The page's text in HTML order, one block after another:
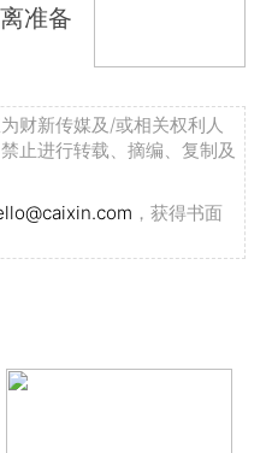
准备
财新传媒及/或相关权利人
止进行转载、摘编、复制及
，获得书面